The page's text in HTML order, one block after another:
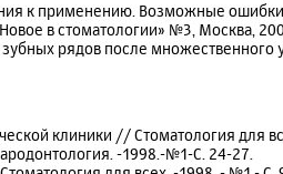
к применению. Возможные
в стоматологии» №3, Москва,
рядов после множественного
клиники // Стоматология для
-1998.-№1-С. 24-27.